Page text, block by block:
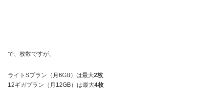
で、枚数ですが、
ライトSプラン（月6GB）は最大2枚
12ギガプラン（月12GB）は最大4枚